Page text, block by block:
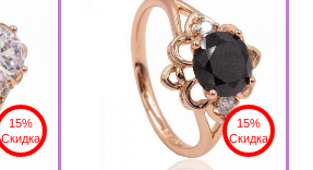
15%
Скидка
15%
Скидка